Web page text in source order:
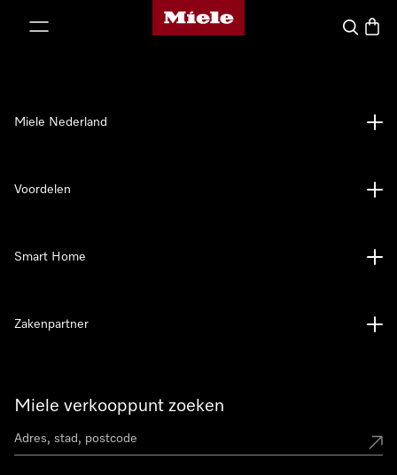
Homepage van Miele
Wat zoek
Miele verkooppunt zoeken
Miele Nederland
Voordelen
Smart Home
Zakenpartner